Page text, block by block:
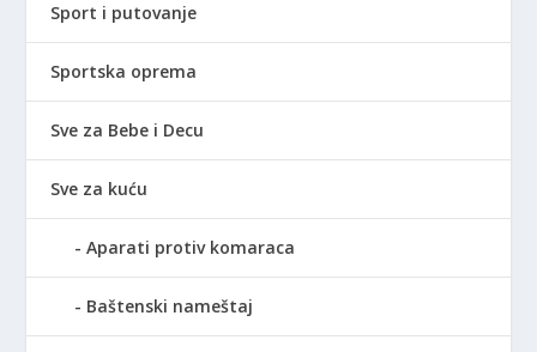
Sport i putovanje
Sportska oprema
Sve za Bebe i Decu
Sve za kuću
Aparati protiv komaraca
Baštenski nameštaj